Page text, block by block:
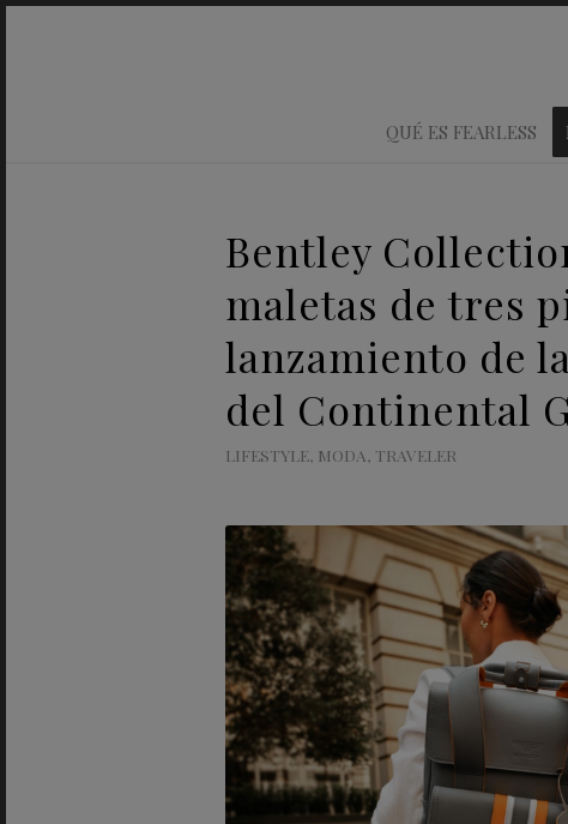
QUÉ ES FEARLESS
Bentley
maletas de tres
lanzamiento de
del Continental
LIFESTYLE, MODA, TRAVELER